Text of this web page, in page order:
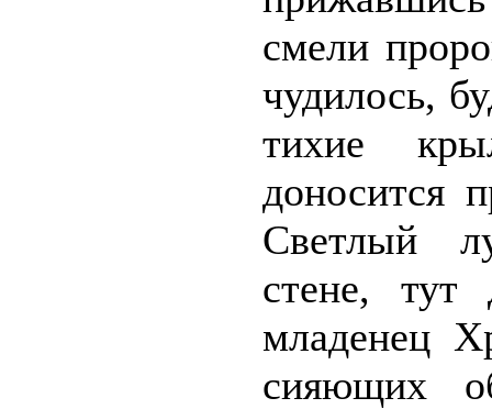
смели
чудилось,
тихие
доносится
Светлый
стене, тут
младенец
сияющих